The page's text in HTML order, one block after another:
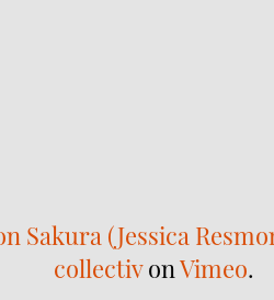
Sakura (Jessica
collectivonVimeo.